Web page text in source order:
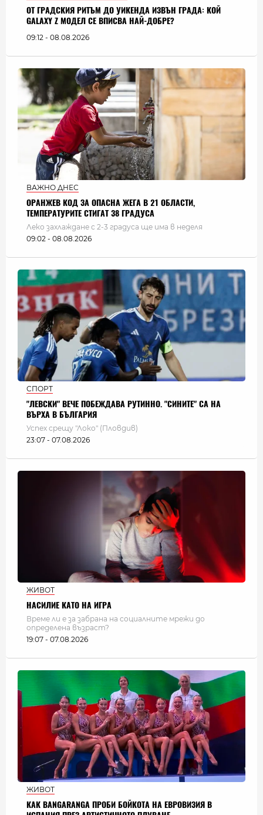
ОТ ГРАДСКИЯ РИТЪМ ДО УИКЕНДА ИЗВЪН ГРАДА: КОЙ
GALAXY Z МОДЕЛ СЕ ВПИСВА НАЙ-ДОБРЕ?
09:12 - 08.08.2026
ВАЖНО ДНЕС
ОРАНЖЕВ КОД ЗА ОПАСНА ЖЕГА В 21 ОБЛАСТИ,
ТЕМПЕРАТУРИТЕ СТИГАТ 38 ГРАДУСА
Леко захлаждане с 2-3 градуса ще има в неделя
09:02 - 08.08.2026
СПОРТ
"ЛЕВСКИ" ВЕЧЕ ПОБЕЖДАВА РУТИННО. "СИНИТЕ" СА НА
ВЪРХА В БЪЛГАРИЯ
Успех срещу "Локо" (Пловдив)
23:07 - 07.08.2026
ЖИВОТ
НАСИЛИЕ КАТО НА ИГРА
Време ли е за забрана на социалните мрежи до
определена възраст?
19:07 - 07.08.2026
ЖИВОТ
КАК BANGARANGA ПРОБИ БОЙКОТА НА ЕВРОВИЗИЯ В